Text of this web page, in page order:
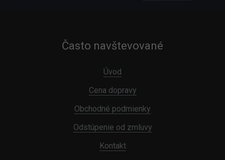
Často navštevované
Úvod
Cena dopravy
Obchodné podmienky
Odstúpenie od zmluvy
Kontakt